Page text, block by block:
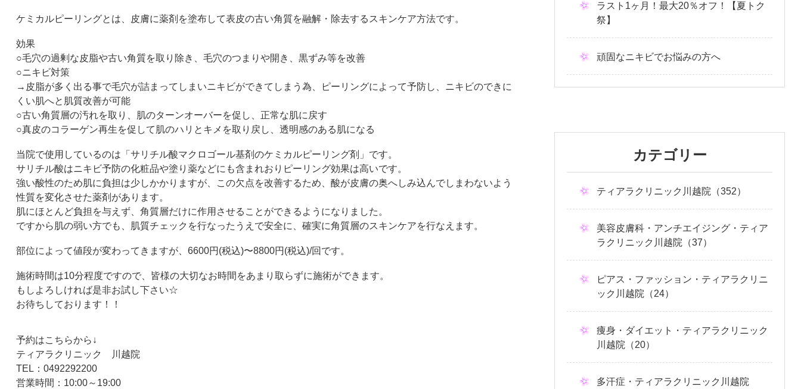
ケミカルピーリングとは、皮膚に薬剤を塗布して表皮の古い角質を融解・除去するスキンケア方法です。
効果
○毛穴の過剰な皮脂や古い角質を取り除き、毛穴のつまりや開き、黒ずみ等を改善
○ニキビ対策
→皮脂が多く出る事で毛穴が詰まってしまいニキビができてしまう為、ピーリングによって予防し、ニキビのできに
くい肌へと肌質改善が可能
○古い角質層の汚れを取り、肌のターンオーバーを促し、正常な肌に戻す
○真皮のコラーゲン再生を促して肌のハリとキメを取り戻し、透明感のある肌になる
当院で使用しているのは「サリチル酸マクロゴール基剤のケミカルピーリング剤」です。
サリチル酸はニキビ予防の化粧品や塗り薬などにも含まれおりピーリング効果は高いです。
強い酸性のため肌に負担は少しかかりますが、この欠点を改善するため、酸が皮膚の奥へしみ込んでしまわないよう
性質を変化させた薬剤があります。
肌にほとんど負担を与えず、角質層だけに作用させることができるようになりました。
ですから肌の弱い方でも、肌質チェックを行なったうえで安全に、確実に角質層のスキンケアを行なえます。
部位によって値段が変わってきますが、 6600円 (税込)〜8800円 (税込)/回です。
施術時間は10分程度ですので、皆様の大切なお時間をあまり取らずに施術ができます。
もしよろしければ是非お試し下さい☆
お待ちしております！！
予約はこちらから↓
ティアラクリニック 川越院
TEL ： 0492292200
営業時間： 10:00～ 19:00
ラスト1ヶ月！最大20％オフ！【夏トク
祭】
頑固なニキビでお悩みの方へ
カテゴリー
ティアラクリニック川越院（352）
美容皮膚科・アンチエイジング・ティア
ラクリニック川越院（37）
ピアス・ファッション・ティアラクリニ
ック川越院（24）
痩身・ダイエット・ティアラクリニック
川越院（20）
多汗症・ティアラクリニック川越院